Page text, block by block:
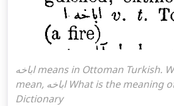
اباخه means in Ottoman Turkish. What does that mean in the Ottoman language اباخه. اباخه attoman turkish I
mean, اباخه What is the meaning of the word, what does it mean in turkish اباخه, Ottoman Turkish English
Dictionary